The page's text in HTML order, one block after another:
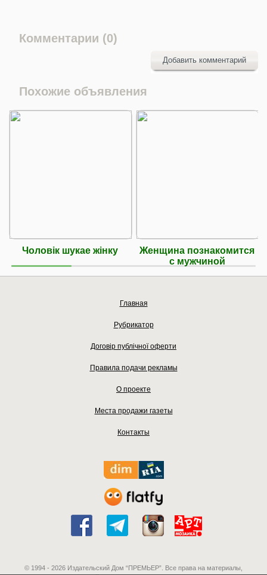
Комментарии (0)
Добавить комментарий
Похожие объявления
Чоловік шукае жінку
Женщина познакомится
с мужчиной
Главная
Рубрикатор
Договір публічної оферти
Правила подачи рекламы
О проекте
Места продажи газеты
Контакты
© 1994 - 2026 Издательский Дом “ПРЕМЬЕР”. Все права на материалы,